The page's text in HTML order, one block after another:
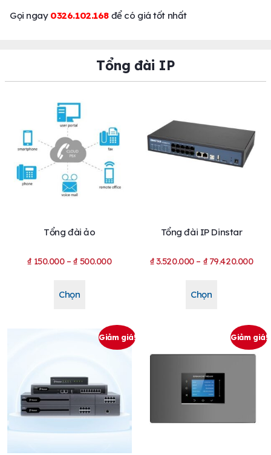
Gọi ngay 0326.102.168để có giá tốt nhất
Tổng đài IP
Tổng đài ảo
₫ 150.000 – ₫500.000
Chọn
Tổng đài IP Dinstar
₫3.520.000 – ₫79.420.000
Chọn
Giảm giá! Giảm giá!